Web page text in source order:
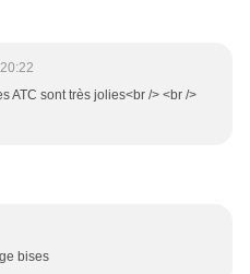
ATC sont très jolies<br /> <br />
bises